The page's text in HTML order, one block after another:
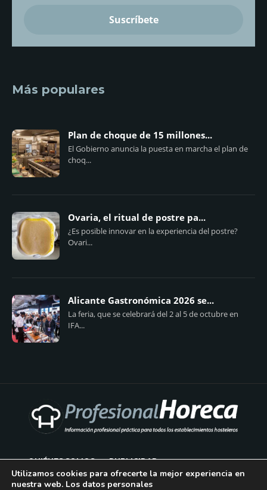
Más populares
Plan de choque de 15 millones...
El Gobierno anuncia la puesta en marcha el plan de
choq...
Ovaria, el ritual de postre pa...
¿Es posible innovar en la experiencia del postre?
Ovari...
Alicante Gastronómica 2026 se...
La feria, que se celebrará del 2 al 5 de octubre en
IFA...
QUIÉNES SOMOS PUBLICIDAD
AVISO LEGAL
Utilizamos cookies para ofrecerte la mejor experiencia en
nuestra web. Los datos personales